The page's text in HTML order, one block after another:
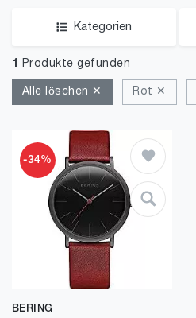
Kategorien
1 Produkte gefunden
Alle löschen ✕ Rot ✕
-34%
BERING